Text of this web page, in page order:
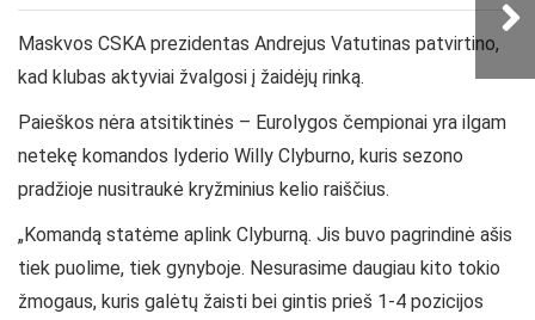
Maskvos CSKA prezidentas Andrejus Vatutinas patvirtino,
kad klubas aktyviai žvalgosi į žaidėjų rinką.
Paieškos nėra atsitiktinės – Eurolygos čempionai yra ilgam
netekę komandos lyderio Willy Clyburno, kuris sezono
pradžioje nusitraukė kryžminius kelio raiščius.
„Komandą statėme aplink Clyburną. Jis buvo pagrindinė ašis
tiek puolime, tiek gynyboje. Nesurasime daugiau kito tokio
žmogaus, kuris galėtų žaisti bei gintis prieš 1-4 pozicijos